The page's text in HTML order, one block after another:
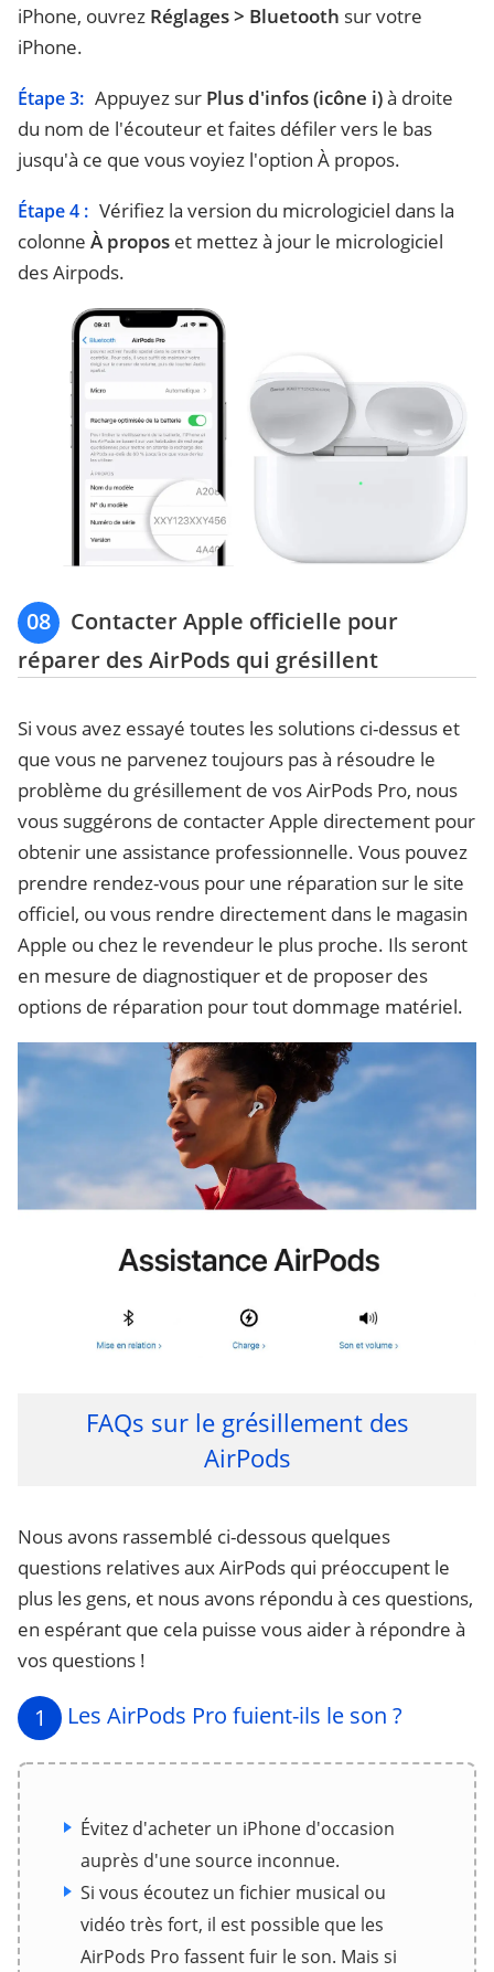
iPhone, ouvrez Réglages > Bluetooth sur votre
iPhone.
Étape 3: Appuyez sur Plus d'infos (icône i)à droite
du nom de l'écouteur et faites défiler vers le bas
jusqu'à ce que vous voyiez l'option À propos.
Étape 4 : Vérifiez la version du micrologiciel dans la
colonne À propos et mettez à jour le micrologiciel
des Airpods.
08
Contacter Apple officielle pour
réparer des AirPods qui grésillent
Si vous avez essayé toutes les solutions ci-dessus et
que vous ne parvenez toujours pas à résoudre le
problème du grésillement de vos AirPods Pro, nous
vous suggérons de contacter Apple directement pour
obtenir une assistance professionnelle. Vous pouvez
prendre rendez-vous pour une réparation sur le site
officiel, ou vous rendre directement dans le magasin
Apple ou chez le revendeur le plus proche. Ils seront
en mesure de diagnostiquer et de proposer des
options de réparation pour tout dommage matériel.
FAQs sur le grésillement des
AirPods
Nous avons rassemblé ci-dessous quelques
questions relatives aux AirPods qui préoccupent le
plus les gens, et nous avons répondu à ces questions,
en espérant que cela puisse vous aider à répondre à
vos questions !
1 Les AirPods Pro fuient-ils le son ?
Évitez d'acheter un iPhone d'occasion
auprès d'une source inconnue.
Si vous écoutez un fichier musical ou
vidéo très fort, il est possible que les
AirPods Pro fassent fuir le son. Mais si